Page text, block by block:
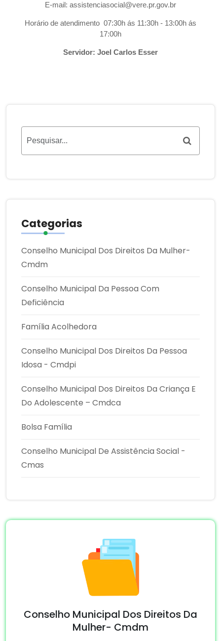
E-mail: assistenciasocial@vere.pr.gov.br
Horário de atendimento 07:30h ás 11:30h - 13:00h ás
17:00h
Servidor: Joel Carlos Esser
Categorias
Conselho Municipal Dos Direitos Da Mulher-
Cmdm
Conselho Municipal Da Pessoa Com
Deficiência
Família Acolhedora
Conselho Municipal Dos Direitos Da Pessoa
Idosa - Cmdpi
Conselho Municipal Dos Direitos Da Criança E
Do Adolescente – Cmdca
Bolsa Família
Conselho Municipal De Assistência Social -
Cmas
Conselho Municipal Dos Direitos Da
Mulher- Cmdm